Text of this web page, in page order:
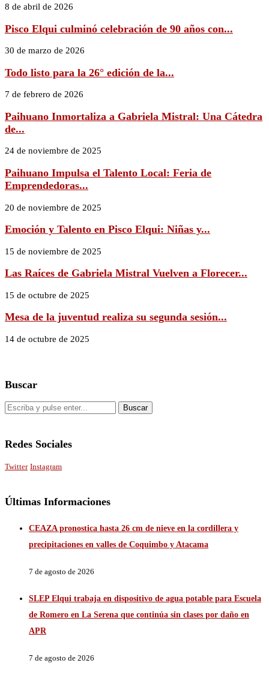
8 de abril de 2026
Pisco Elqui culminó celebración de 90 años con...
30 de marzo de 2026
Todo listo para la 26° edición de la...
7 de febrero de 2026
Paihuano Inmortaliza a Gabriela Mistral: Una Cátedra
de...
24 de noviembre de 2025
Paihuano Impulsa el Talento Local: Feria de
Emprendedoras...
20 de noviembre de 2025
Emoción y Talento en Pisco Elqui: Niñas y...
15 de noviembre de 2025
Las Raíces de Gabriela Mistral Vuelven a Florecer...
15 de octubre de 2025
Mesa de la juventud realiza su segunda sesión...
14 de octubre de 2025
Buscar
Redes Sociales
Twitter Instagram
Últimas Informaciones
CEAZA pronostica hasta 26 cm de nieve en la cordillera y
precipitaciones en valles de Coquimbo y Atacama
7 de agosto de 2026
SLEP Elqui trabaja en dispositivo de agua potable para Escuela
de Romero en La Serena que continúa sin clases por daño en
APR
7 de agosto de 2026